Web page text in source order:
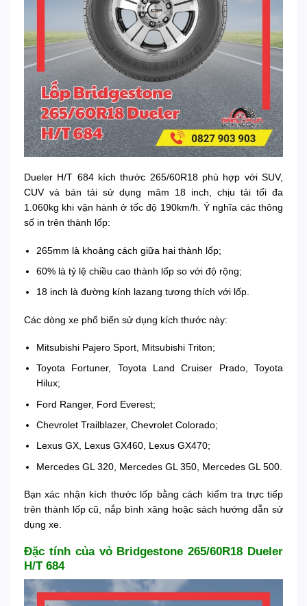
Dueler H/T 684 kích thước 265/60R18 phù hợp với SUV,
CUV và bán tải sử dụng mâm 18 inch, chịu tải tối đa
1.060kg khi vận hành ở tốc độ 190km/h. Ý nghĩa các thông
số in trên thành lốp:
265mm là khoảng cách giữa hai thành lốp;
60% là tỷ lệ chiều cao thành lốp so với độ rộng;
18 inch là đường kính lazang tương thích với lốp.
Các dòng xe phổ biến sử dụng kích thước này:
Mitsubishi Pajero Sport, Mitsubishi Triton;
Toyota Fortuner, Toyota Land Cruiser Prado, Toyota
Hilux;
Ford Ranger, Ford Everest;
Chevrolet Trailblazer, Chevrolet Colorado;
Lexus GX, Lexus GX460, Lexus GX470;
Mercedes GL 320, Mercedes GL 350, Mercedes GL 500.
Bạn xác nhận kích thước lốp bằng cách kiểm tra trực tiếp
trên thành lốp cũ, nắp bình xăng hoặc sách hướng dẫn sử
dụng xe.
Đặc tính của vỏ Bridgestone 265/60R18 Dueler
H/T 684